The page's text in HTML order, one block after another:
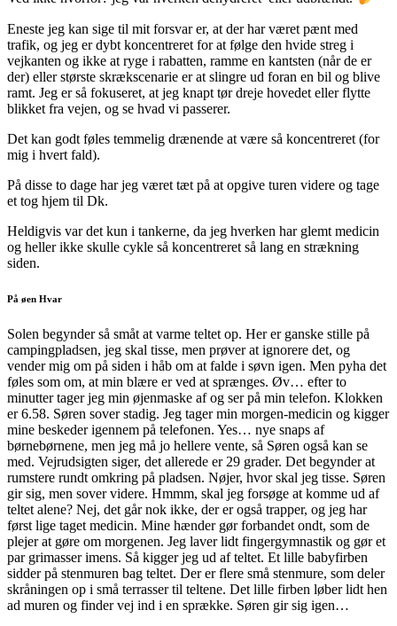
Eneste jeg kan sige til mit forsvar er, at der har været pænt med
trafik, og jeg er dybt koncentreret for at følge den hvide streg i
vejkanten og ikke at ryge i rabatten, ramme en kantsten (når de er
der) eller største skrækscenarie er at slingre ud foran en bil og blive
ramt. Jeg er så fokuseret, at jeg knapt tør dreje hovedet eller flytte
blikket fra vejen, og se hvad vi passerer.
Det kan godt føles temmelig drænende at være så koncentreret (for
mig i hvert fald).
På disse to dage har jeg været tæt på at opgive turen videre og tage
et tog hjem til Dk.
Heldigvis var det kun i tankerne, da jeg hverken har glemt medicin
og heller ikke skulle cykle så koncentreret så lang en strækning
siden.
På øen Hvar
Solen begynder så småt at varme teltet op. Her er ganske stille på
campingpladsen, jeg skal tisse, men prøver at ignorere det, og
vender mig om på siden i håb om at falde i søvn igen. Men pyha det
føles som om, at min blære er ved at sprænges. Øv… efter to
minutter tager jeg min øjenmaske af og ser på min telefon. Klokken
er 6.58. Søren sover stadig. Jeg tager min morgen-medicin og kigger
mine beskeder igennem på telefonen. Yes… nye snaps af
børnebørnene, men jeg må jo hellere vente, så Søren også kan se
med. Vejrudsigten siger, det allerede er 29 grader. Det begynder at
rumstere rundt omkring på pladsen. Nøjer, hvor skal jeg tisse. Søren
gir sig, men sover videre. Hmmm, skal jeg forsøge at komme ud af
teltet alene? Nej, det går nok ikke, der er også trapper, og jeg har
først lige taget medicin. Mine hænder gør forbandet ondt, som de
plejer at gøre om morgenen. Jeg laver lidt fingergymnastik og gør et
par grimasser imens. Så kigger jeg ud af teltet. Et lille babyfirben
sidder på stenmuren bag teltet. Der er flere små stenmure, som deler
skråningen op i små terrasser til teltene. Det lille firben løber lidt hen
ad muren og finder vej ind i en sprække. Søren gir sig igen…